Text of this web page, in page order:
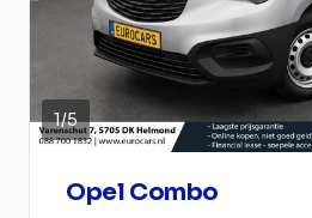
1/5
Opel Combo